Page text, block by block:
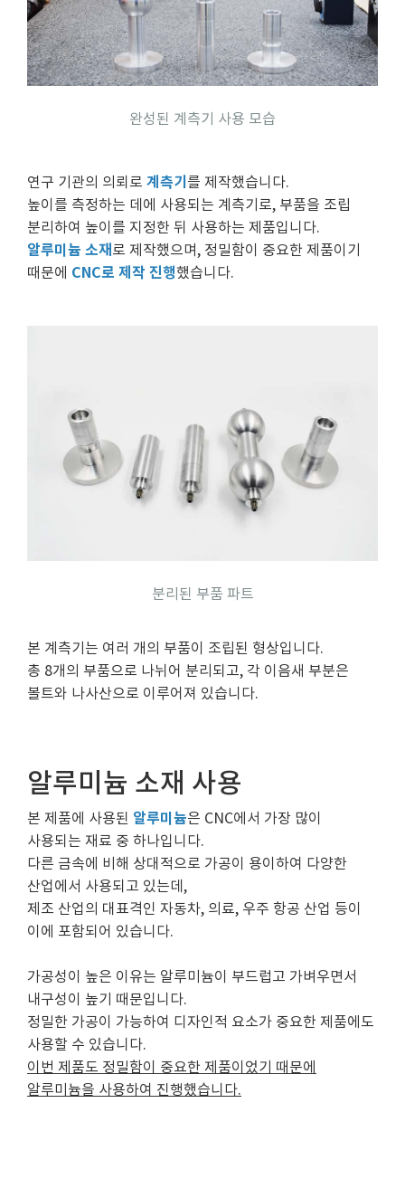
완성된 계측기 사용 모습
연구 기관의 의뢰로 계측기 를 제작했습니다.
높이를 측정하는 데에 사용되는 계측기로, 부품을 조립
분리하여 높이를 지정한 뒤 사용하는 제품입니다.
알루미늄 소재 로 제작했으며, 정밀함이 중요한 제품이기
때문에
CNC로 제작 진행했습니다.
분리된 부품 파트
본 계측기는 여러 개의 부품이 조립된 형상입니다.
총 8개의 부품으로 나뉘어 분리되고, 각 이음새 부분은
볼트와 나사산으로 이루어져 있습니다.
알루미늄 소재 사용
본 제품에 사용된 알루미늄은 CNC에서 가장 많이
사용되는 재료 중 하나입니다.
다른 금속에 비해 상대적으로 가공이 용이하여 다양한
산업에서 사용되고 있는데,
제조 산업의 대표격인 자동차, 의료, 우주 항공 산업 등이
이에 포함되어 있습니다.
가공성이 높은 이유는 알루미늄이 부드럽고 가벼우면서
내구성이 높기 때문입니다.
정밀한 가공이 가능하여 디자인적 요소가 중요한 제품에도
사용할 수 있습니다.
이번 제품도 정밀함이 중요한 제품이었기 때문에
알루미늄을 사용하여 진행했습니다.